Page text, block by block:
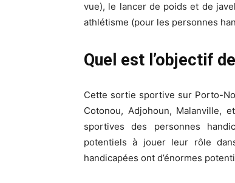
vue), le lancer de poids et de
athlétisme (pour les personnes
Quel est l’objectif
Cette sortie sportive sur Porto-
Cotonou, Adjohoun, Malanville,
sportives des personnes
potentiels à jouer leur rôle
handicapées ont d’énormes